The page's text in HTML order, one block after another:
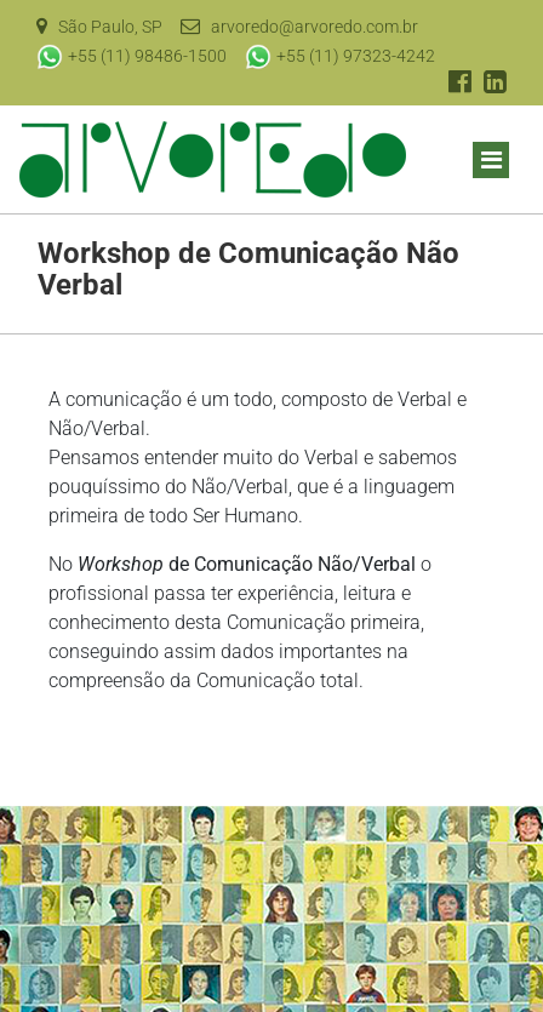
São Paulo, SP
arvoredo@arvoredo.com.br
+55 (11) 98486-1500
+55 (11) 97323-4242
Workshop de Comunicação Não
Verbal
A comunicação é um todo, composto de Verbal e
Não/Verbal.
Pensamos entender muito do Verbal e sabemos
pouquíssimo do Não/Verbal, que é a linguagem
primeira de todo Ser Humano.
No Workshop de Comunicação Não/Verbal o
profissional passa ter experiência, leitura e
conhecimento desta Comunicação primeira,
conseguindo assim dados importantes na
compreensão da Comunicação total.